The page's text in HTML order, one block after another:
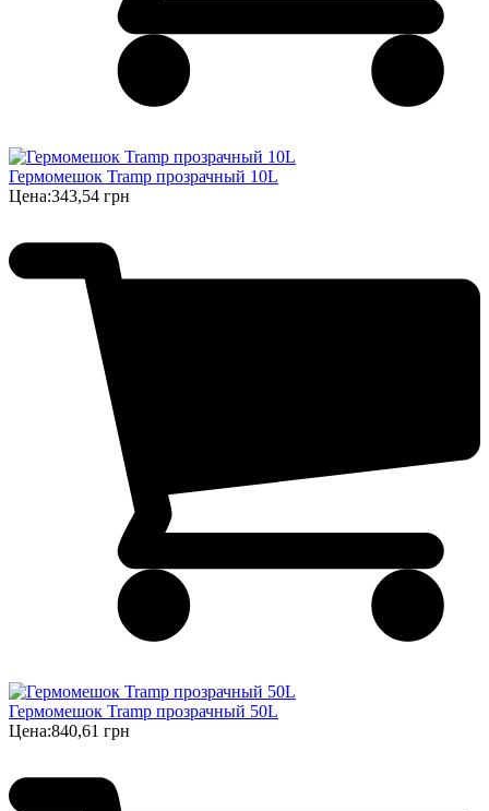
Гермомешок Tramp прозрачный 10L
Цена:343,54 грн
Гермомешок Tramp прозрачный 50L
Цена:840,61 грн